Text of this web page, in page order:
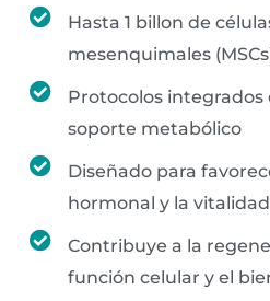
Hasta 1 billon de
mesenquimales
Protocolos integrados
soporte metabólico
Diseñado para
hormonal y la
Contribuye a la
función celular y el